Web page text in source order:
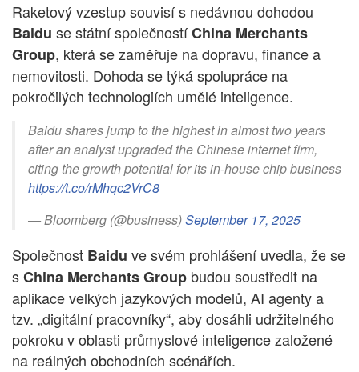
Raketový vzestup souvisí s nedávnou dohodou
Baidu se státní společnostíChina Merchants
Group, která se zaměřuje na dopravu, finance a
nemovitosti. Dohoda se týká spolupráce na
pokročilých technologiích umělé inteligence.
Baidu shares jump to the highest in almost two years
after an analyst upgraded the Chinese internet firm,
citing the growth potential for its in-house chip business
https://t.co/rMhqc2VrC8
— Bloomberg (@business)September 17, 2025
Společnost Baidu ve svém prohlášení uvedla, že se
sChina Merchants Group budou soustředit na
aplikace velkých jazykových modelů, AI agenty a
tzv. „digitální pracovníky“, aby dosáhli udržitelného
pokroku v oblasti průmyslové inteligence založené
na reálných obchodních scénářích.